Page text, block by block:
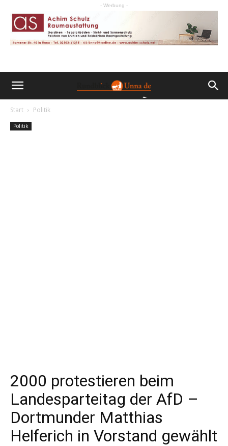
- Werbung -
Start Politik
Politik
2000 protestieren beim
Landesparteitag der AfD –
Dortmunder Matthias
Helferich in Vorstand gewählt